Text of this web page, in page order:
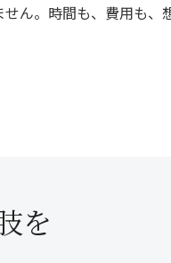
ん。時間も、費用も、
を